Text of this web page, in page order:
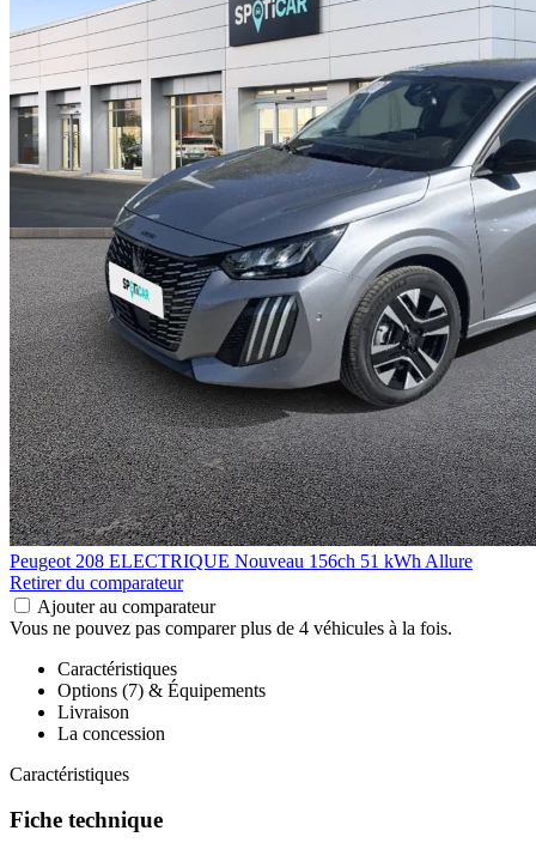
Peugeot 208 ELECTRIQUE Nouveau 156ch 51 kWh Allure
Retirer du comparateur
Ajouter au comparateur
Vous ne pouvez pas comparer plus de 4 véhicules à la fois.
Caractéristiques
Options (7) & Équipements
Livraison
La concession
Caractéristiques
Fiche technique